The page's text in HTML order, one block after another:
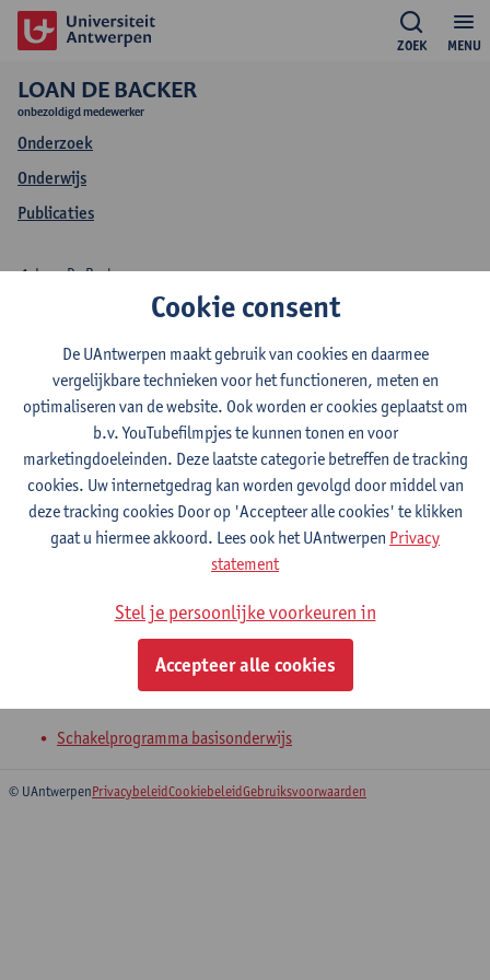
MENU
ZOEK
LOAN DE BACKER
onbezoldigd medewerker
Onderzoek
Onderwijs
Publicaties
Onderwijs Loan De
Backer
Loan De Backer
2026-2027 2025-2026
Project praktijkvraagstukken in het
Master basisonderwijs
Effectief leren in het basisonderwijs
Schakelprogramma basisonderwijs
© UAntwerpenPrivacybeleidCookiebeleidGebruiksvoorwaarden
Cookie consent
De UAntwerpen maakt gebruik van cookies en daarmee
vergelijkbare technieken voor het functioneren, meten en
optimaliseren van de website. Ook worden er cookies geplaatst om
b.v. YouTubefilmpjes te kunnen tonen en voor
marketingdoeleinden. Deze laatste categorie betreffen de tracking
cookies. Uw internetgedrag kan worden gevolgd door middel van
deze tracking cookies Door op 'Accepteer alle cookies' te klikken
gaat u hiermee akkoord. Lees ook het UAntwerpen Privacy
statement
Stel je persoonlijke voorkeuren in
Accepteer alle cookies